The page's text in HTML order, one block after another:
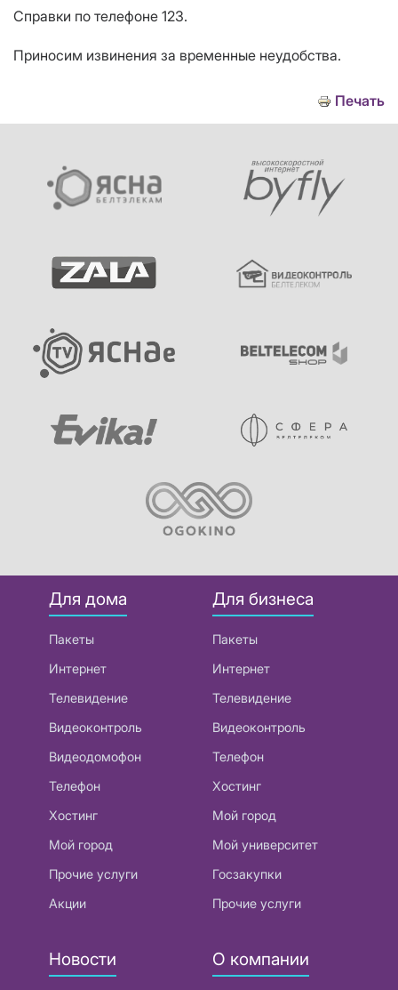
Справки по телефоне 123.
Приносим извинения за временные неудобства.
Печать
Для дома
Пакеты
Интернет
Телевидение
Видеоконтроль
Видеодомофон
Телефон
Хостинг
Мой город
Прочие услуги
Акции
Для бизнеса
Пакеты
Интернет
Телевидение
Видеоконтроль
Телефон
Хостинг
Мой город
Мой университет
Госзакупки
Прочие услуги
Новости О компании